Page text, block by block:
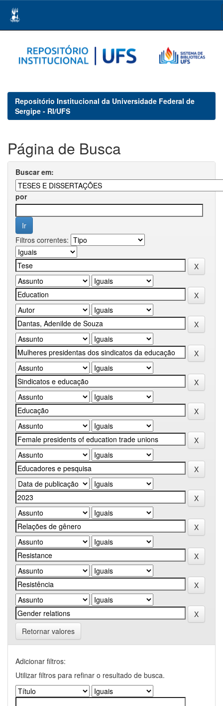
navigation
Repositório Institucional da Universidade Federal de
Sergipe - RI/UFS
Página de Busca
Buscar em:
por
Filtros correntes:
Retornar valores
Adicionar filtros:
Utilizar filtros para refinar o resultado de busca.